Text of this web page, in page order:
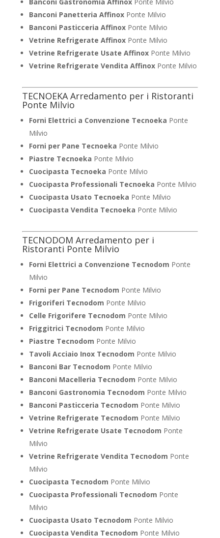
Banconi Panetteria AffinoxPonte Milvio
Banconi Pasticceria AffinoxPonte Milvio
Vetrine Refrigerate AffinoxPonte Milvio
Vetrine Refrigerate Usate AffinoxPonte Milvio
Vetrine Refrigerate Vendita AffinoxPonte Milvio
TECNOEKA Arredamento per i Ristoranti
Ponte Milvio
Forni Elettrici a Convenzione Tecnoeka Ponte
Milvio
Forni per Pane Tecnoeka Ponte Milvio
Piastre Tecnoeka Ponte Milvio
Cuocipasta Tecnoeka Ponte Milvio
Cuocipasta Professionali Tecnoeka Ponte Milvio
Cuocipasta Usato Tecnoeka Ponte Milvio
Cuocipasta Vendita Tecnoeka Ponte Milvio
TECNODOM Arredamento per i
Ristoranti Ponte Milvio
Forni Elettrici a Convenzione Tecnodom Ponte
Milvio
Forni per Pane Tecnodom Ponte Milvio
Frigoriferi Tecnodom Ponte Milvio
Celle Frigorifere Tecnodom Ponte Milvio
Friggitrici Tecnodom Ponte Milvio
Piastre Tecnodom Ponte Milvio
Tavoli Acciaio Inox Tecnodom Ponte Milvio
Banconi Bar Tecnodom Ponte Milvio
Banconi Macelleria Tecnodom Ponte Milvio
Banconi Gastronomia Tecnodom Ponte Milvio
Banconi Pasticceria Tecnodom Ponte Milvio
Vetrine Refrigerate Tecnodom Ponte Milvio
Vetrine Refrigerate Usate Tecnodom Ponte
Milvio
Vetrine Refrigerate Vendita Tecnodom Ponte
Milvio
Cuocipasta Tecnodom Ponte Milvio
Cuocipasta Professionali Tecnodom Ponte
Milvio
Cuocipasta Usato Tecnodom Ponte Milvio
Cuocipasta Vendita Tecnodom Ponte Milvio